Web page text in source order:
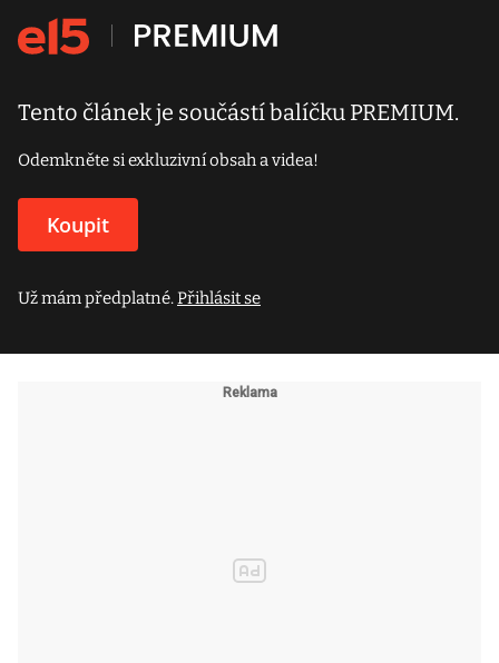
Tento článek je součástí balíčku PREMIUM.
Odemkněte si exkluzivní obsah a videa!
Koupit
Už mám předplatné.Přihlásit se